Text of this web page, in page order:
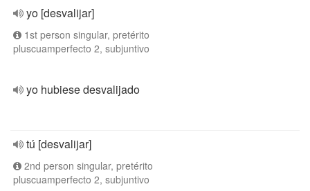
yo [desvalijar]
1st person singular, pretérito
pluscuamperfecto 2, subjuntivo
yo hubiese desvalijado
tú [desvalijar]
2nd person singular, pretérito
pluscuamperfecto 2, subjuntivo